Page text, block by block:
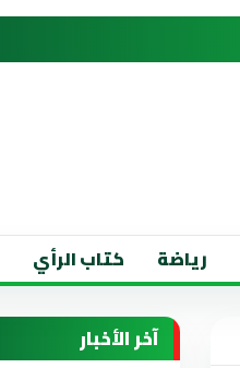
رياضة كتاب الرأي
آخر الأخبار